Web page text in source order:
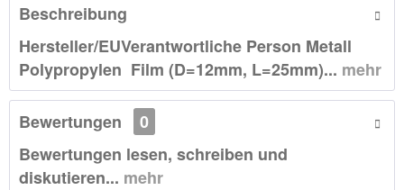
Beschreibung
Hersteller/EUVerantwortliche Person Metall
Polypropylen Film (D=12mm, L=25mm)... mehr
Bewertungen
0
Bewertungen lesen, schreiben und
diskutieren... mehr